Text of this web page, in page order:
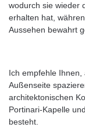
wodurch sie wieder
erhalten hat,
Aussehen bewahrt
Ich empfehle
Außenseite
architektonischen
Portinari-Kapelle
besteht.